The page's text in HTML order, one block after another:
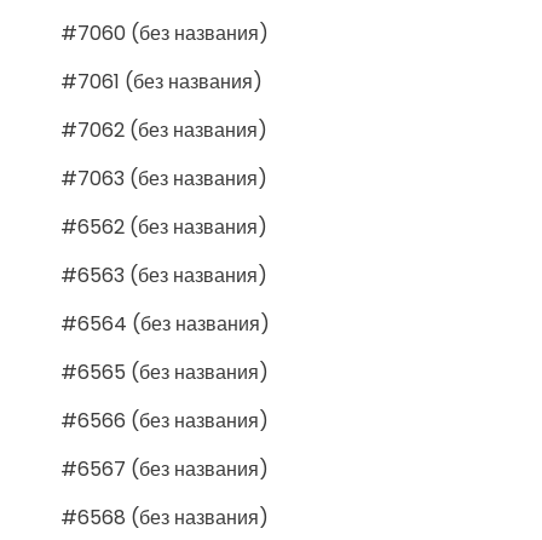
#7060 (без названия)
#7061 (без названия)
#7062 (без названия)
#7063 (без названия)
#6562 (без названия)
#6563 (без названия)
#6564 (без названия)
#6565 (без названия)
#6566 (без названия)
#6567 (без названия)
#6568 (без названия)